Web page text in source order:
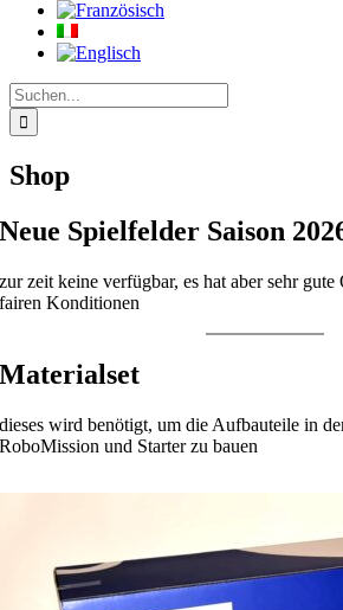
Suche
nach:
Shop
Neue Spielfelder Saison
zur zeit keine verfügbar, es hat aber sehr
fairen Konditionen
Materialset
dieses wird benötigt, um die Aufbauteile in
RoboMission und Starter zu bauen